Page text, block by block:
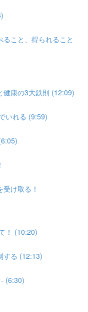
ること、得られること
健康の3大鉄則 (12:09)
いれる (9:59)
け取る！
！ (10:20)
する (12:13)
(6:30)